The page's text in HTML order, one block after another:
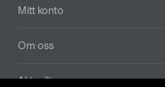
Mitt konto
Om oss
Aktuellt